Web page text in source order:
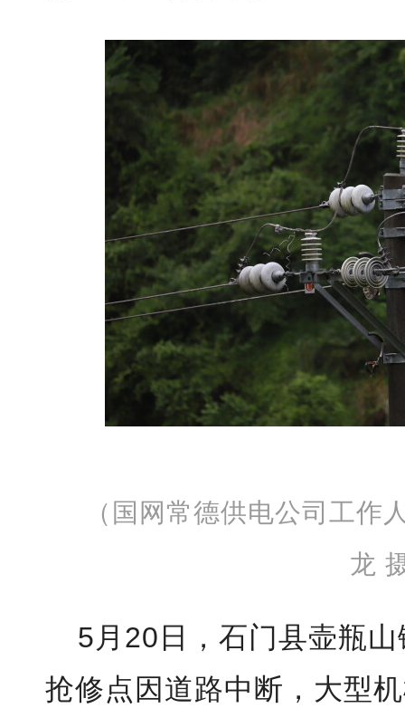
（国网常德供电公司工作
龙
5月20日，石门县壶瓶
抢修点因道路中断，大型